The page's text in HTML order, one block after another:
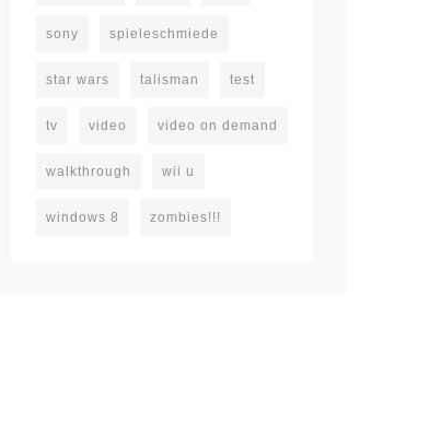
sony spieleschmiede
star wars talisman test
tv video video on demand
walkthrough wii u
windows 8 zombies!!!